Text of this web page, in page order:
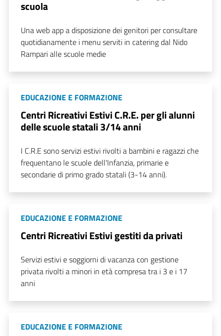
scuola
Una web app a disposizione dei genitori per consultare
quotidianamente i menu serviti in catering dal Nido
Rampari alle scuole medie
EDUCAZIONE E FORMAZIONE
Centri Ricreativi Estivi C.R.E. per gli alunni
delle scuole statali 3/14 anni
I C.R.E sono servizi estivi rivolti a bambini e ragazzi che
frequentano le scuole dell'Infanzia, primarie e
secondarie di primo grado statali (3-14 anni).
EDUCAZIONE E FORMAZIONE
Centri Ricreativi Estivi gestiti da privati
Servizi estivi e soggiorni di vacanza con gestione
privata rivolti a minori in età compresa tra i 3 e i 17
anni
EDUCAZIONE E FORMAZIONE